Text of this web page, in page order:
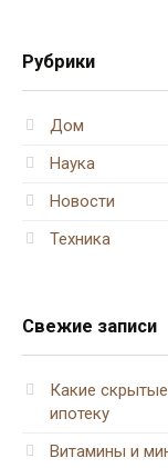
Рубрики
Дом
Наука
Новости
Техника
Свежие записи
Какие
ипотеку
Витамины и